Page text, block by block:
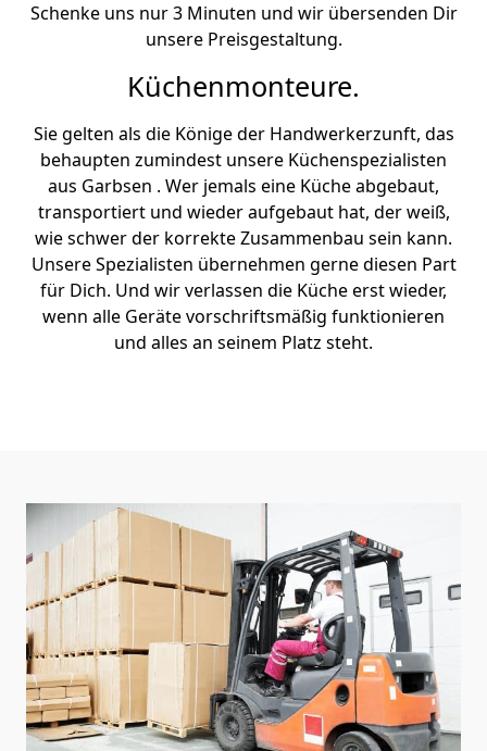
Schenke uns nur 3 Minuten und wir übersenden Dir
unsere Preisgestaltung.
Küchenmonteure.
Sie gelten als die Könige der Handwerkerzunft, das
behaupten zumindest unsere Küchenspezialisten
aus Garbsen . Wer jemals eine Küche abgebaut,
transportiert und wieder aufgebaut hat, der weiß,
wie schwer der korrekte Zusammenbau sein kann.
Unsere Spezialisten übernehmen gerne diesen Part
für Dich. Und wir verlassen die Küche erst wieder,
wenn alle Geräte vorschriftsmäßig funktionieren
und alles an seinem Platz steht.